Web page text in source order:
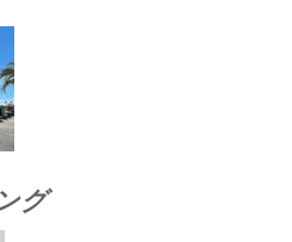
グ